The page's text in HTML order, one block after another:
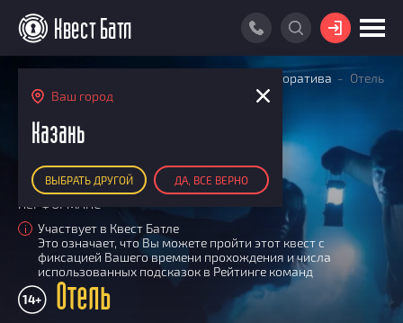
Ваш город
Казань
ВЫБРАТЬ ДРУГОЙ ДА, ВСЕ ВЕРНО
ВОЙТИ
РЕЙТИНГ КОМАНД
По количеству очков
По качеству игры
Список команд
ПОИСК КОМАНДЫ
КВЕСТ БАТЛ
О Квест Батле
Cashback
КВЕСТ В ПОДАРОК
Квесты для корпоратива Отель
ПЕРФОРМАНС
i
Участвует в Квест Батле
Это означает, что Вы можете пройти этот квест с
фиксацией Вашего времени прохождения и числа
использованных подсказок в Рейтинге команд
Отель
14+